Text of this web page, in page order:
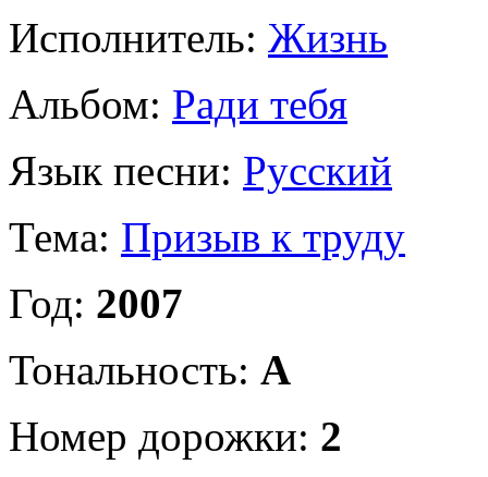
Исполнитель: Жизнь
Альбом: Ради тебя
Язык песни: Русский
Тема: Призыв к труду
Год: 2007
Тональность: A
Номер дорожки: 2